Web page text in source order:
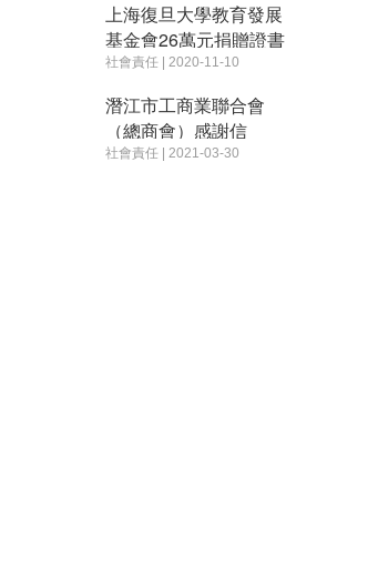
上海復旦大學教育發展
基金會26萬元捐贈證書
社會責任 | 2020-11-10
潛江市工商業聯合會
（總商會）感謝信
社會責任 | 2021-03-30